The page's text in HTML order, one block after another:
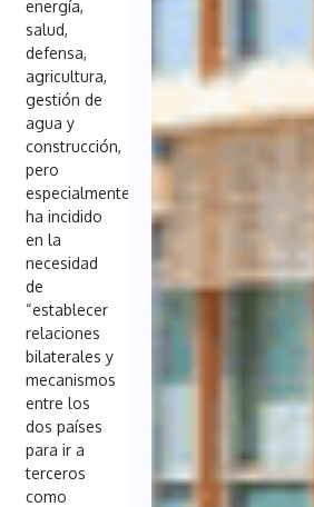
energía,
salud,
defensa,
agricultura,
gestión de
agua y
construcción,
pero
especialmente,
ha incidido
en la
necesidad
de
“establecer
relaciones
bilaterales y
mecanismos
entre los
dos países
para ir a
terceros
como